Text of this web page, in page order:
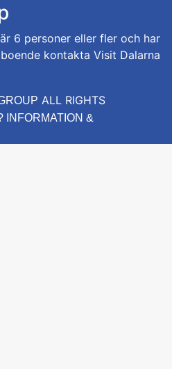
6 personer eller fler och har
kontakta Visit Dalarna
ALL RIGHTS
INFORMATION &